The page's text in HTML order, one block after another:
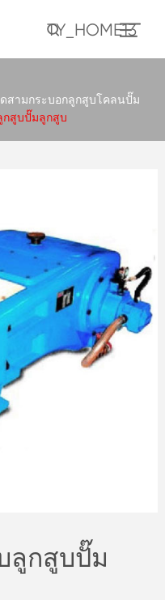
TY_HOME13
ลูกสูบปั๊ม
สามกระบอกลูกสูบโคลนปั๊ม
กสูบปั๊มลูกสูบ